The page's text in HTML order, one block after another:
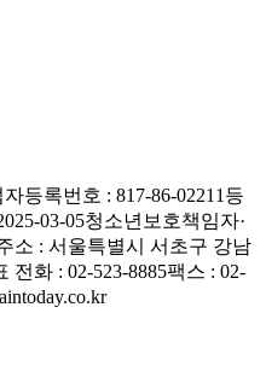
등록번호 : 817-86-02211등
03-05청소년보호책임자·
소 : 서울특별시 서초구 강남
전화 : 02-523-8885팩스 : 02-